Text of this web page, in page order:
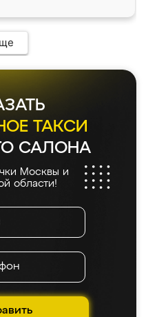
ТАКСИ
САЛОНА
Москвы и
области!